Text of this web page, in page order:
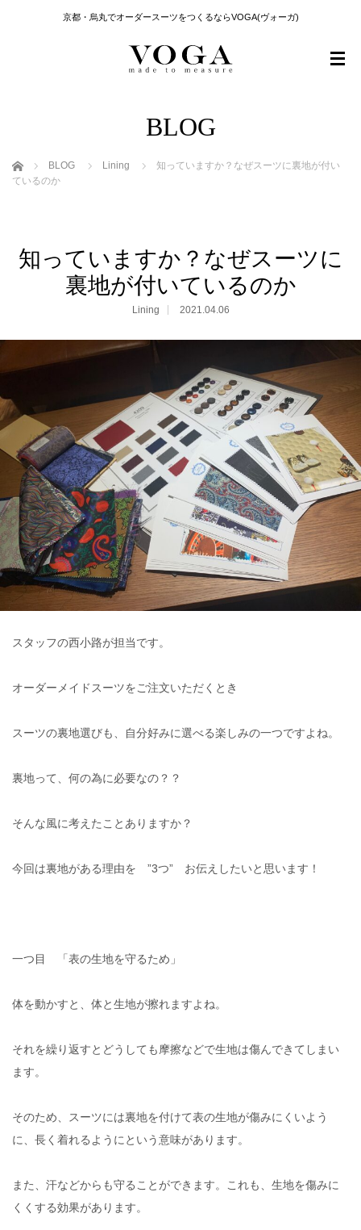
京都・烏丸でオーダースーツをつくるならVOGA(ヴォーガ)
BLOG
ホーム BLOG Lining
知っていますか？なぜスーツに裏地が付い
ているのか
知っていますか？なぜスーツに
裏地が付いているのか
Lining 2021.04.06
スタッフの西小路が担当です。
オーダーメイドスーツをご注文いただくとき
スーツの裏地選びも、自分好みに選べる楽しみの一つですよね。
裏地って、何の為に必要なの？？
そんな風に考えたことありますか？
今回は裏地がある理由を ”3つ” お伝えしたいと思います！
一つ目 「表の生地を守るため」
体を動かすと、体と生地が擦れますよね。
それを繰り返すとどうしても摩擦などで生地は傷んできてしまい
ます。
そのため、スーツには裏地を付けて表の生地が傷みにくいよう
に、長く着れるようにという意味があります。
また、汗などからも守ることができます。これも、生地を傷みに
くくする効果があります。